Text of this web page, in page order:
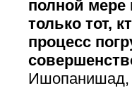
полной мере
только тот,
процесс
Ишопанишад,